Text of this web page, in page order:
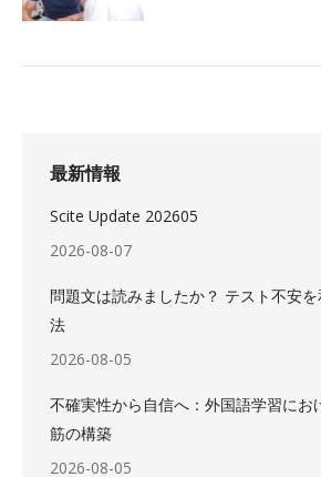
最新情報
Scite Update 202605
2026-08-07
問題文は読みましたか？ テスト不安
法
2026-08-05
不確実性から自信へ：外国語学習にお
筋の構築
2026-08-05